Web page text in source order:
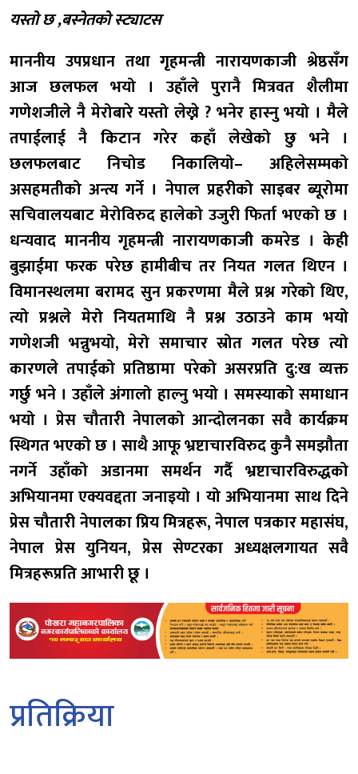
यस्तो छ ,बस्नेतको स्ट्याटस
माननीय उपप्रधान तथा गृहमन्त्री नारायणकाजी श्रेष्ठसँग
आज छलफल भयो । उहाँले पुरानै मित्रवत शैलीमा
गणेशजीले नै मेरोबारे यस्तो लेख्ने ? भनेर हास्नु भयो । मैले
तपाईलाई नै किटान गरेर कहाँ लेखेको छु भने ।
छलफलबाट निचोड निकालियो– अहिलेसम्मको
असहमतीको अन्त्य गर्ने । नेपाल प्रहरीको साइबर ब्यूरोमा
सचिवालयबाट मेरोविरुद हालेको उजुरी फिर्ता भएको छ ।
धन्यवाद माननीय गृहमन्त्री नारायणकाजी कमरेड । केही
बुझाईमा फरक परेछ हामीबीच तर नियत गलत थिएन ।
विमानस्थलमा बरामद सुन प्रकरणमा मैले प्रश्न गरेको थिए,
त्यो प्रश्नले मेरो नियतमाथि नै प्रश्न उठाउने काम भयो
गणेशजी भन्नुभयो, मेरो समाचार स्रोत गलत परेछ त्यो
कारणले तपाईको प्रतिष्ठामा परेको असरप्रति दु:ख व्यक्त
गर्छु भने । उहाँले अंगालो हाल्नु भयो । समस्याको समाधान
भयो । प्रेस चौतारी नेपालको आन्दोलनका सवै कार्यक्रम
स्थिगत भएको छ । साथै आफू भ्रष्टाचारविरुद कुनै समझौता
नगर्ने उहाँको अडानमा समर्थन गर्दै भ्रष्टाचारविरुद्धको
अभियानमा एक्यवद्दता जनाइयो । यो अभियानमा साथ दिने
प्रेस चौतारी नेपालका प्रिय मित्रहरू, नेपाल पत्रकार महासंघ,
नेपाल प्रेस युनियन, प्रेस सेण्टरका अध्यक्षलगायत सवै
मित्रहरूप्रति आभारी छू ।
प्रतिक्रिया